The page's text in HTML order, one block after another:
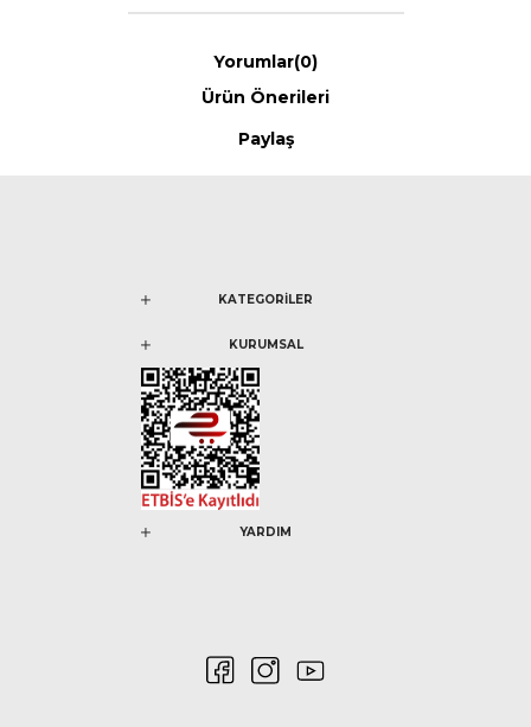
Yorumlar(0)
Ürün Önerileri
Paylaş
KATEGORİLER
KURUMSAL
YARDIM